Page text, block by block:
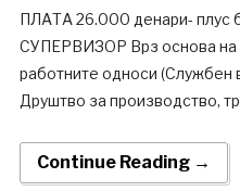
ПЛАТА 26.000 денари- плус
СУПЕРВИЗОР Врз основа на
работните односи (Службен
Друштво за производство,
Continue Reading →